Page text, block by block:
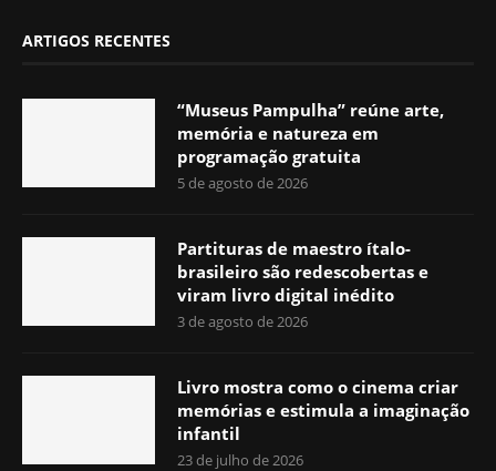
ARTIGOS RECENTES
“Museus Pampulha” reúne arte,
memória e natureza em
programação gratuita
5 de agosto de 2026
Partituras de maestro ítalo-
brasileiro são redescobertas e
viram livro digital inédito
3 de agosto de 2026
Livro mostra como o cinema criar
memórias e estimula a imaginação
infantil
23 de julho de 2026